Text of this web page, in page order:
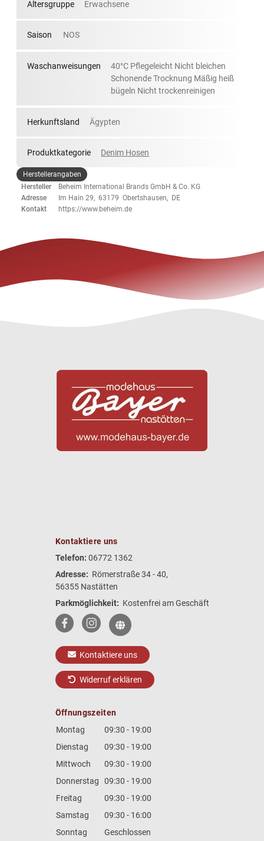
Altersgruppe Erwachsene
Saison NOS
Waschanweisungen
40°C Pflegeleicht Nicht bleichen
Schonende Trocknung Mäßig heiß
bügeln Nicht trockenreinigen
Herkunftsland Ägypten
Produktkategorie Denim Hosen
Herstellerangaben
Hersteller
Beheim International Brands GmbH & Co. KG
Adresse
Im Hain 29, 63179 Obertshausen, DE
Kontakt
https://www.beheim.de
Kontaktiere uns
Telefon: 06772 1362
Adresse: Römerstraße 34 - 40,
56355 Nastätten
Parkmöglichkeit: Kostenfrei am Geschäft
Kontaktiere uns
Widerruf erklären
Öffnungszeiten
Montag
09:30 - 19:00
Dienstag
09:30 - 19:00
Mittwoch
09:30 - 19:00
Donnerstag
09:30 - 19:00
Freitag
09:30 - 19:00
Samstag
09:30 - 16:00
Sonntag
Geschlossen